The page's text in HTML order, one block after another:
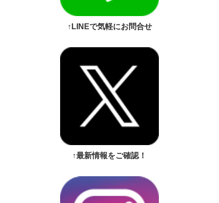
↑LINEで気軽にお問合せ
↑最新情報をご確認！